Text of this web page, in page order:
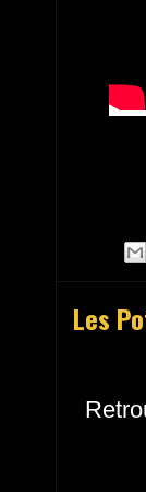
Les